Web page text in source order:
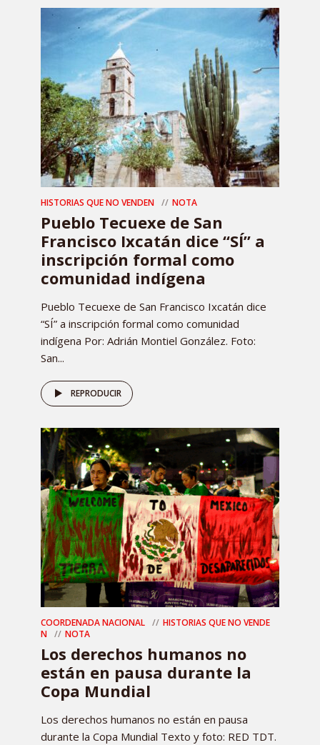
HISTORIAS QUE NO VENDEN NOTA
Pueblo Tecuexe de San
Francisco Ixcatán dice “SÍ” a
inscripción formal como
comunidad indígena
Pueblo Tecuexe de San Francisco Ixcatán dice
“SÍ” a inscripción formal como comunidad
indígena Por: Adrián Montiel González. Foto:
San...
REPRODUCIR
COORDENADA NACIONAL
HISTORIAS QUE NO VENDE
N
NOTA
Los derechos humanos no
están en pausa durante la
Copa Mundial
Los derechos humanos no están en pausa
durante la Copa Mundial Texto y foto: RED TDT.